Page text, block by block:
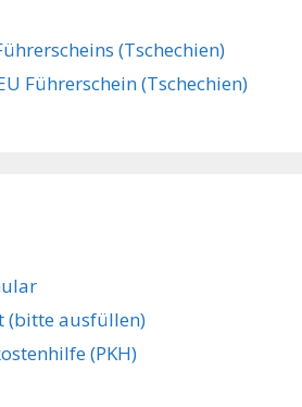
(Tschechien)
Führerschein (Tschechien)
(bitte ausfüllen)
(PKH)